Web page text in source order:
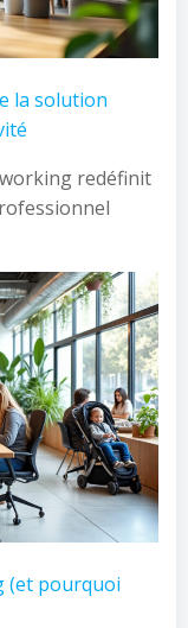
la solution
redéfinit
(et pourquoi